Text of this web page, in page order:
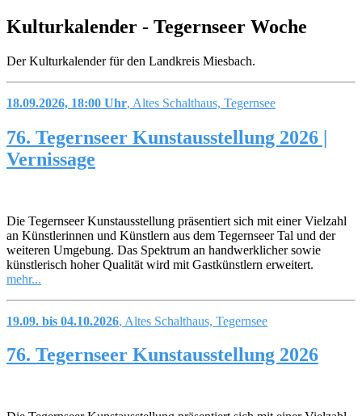
Kulturkalender - Tegernseer Woche
Der Kulturkalender für den Landkreis Miesbach.
18.09.2026, 18:00 Uhr, Altes Schalthaus, Tegernsee
76. Tegernseer Kunstausstellung 2026 |
Vernissage
Die Tegernseer Kunstausstellung präsentiert sich mit einer Vielzahl
an Künstlerinnen und Künstlern aus dem Tegernseer Tal und der
weiteren Umgebung. Das Spektrum an handwerklicher sowie
künstlerisch hoher Qualität wird mit Gastkünstlern erweitert.
mehr...
19.09. bis 04.10.2026, Altes Schalthaus, Tegernsee
76. Tegernseer Kunstausstellung 2026